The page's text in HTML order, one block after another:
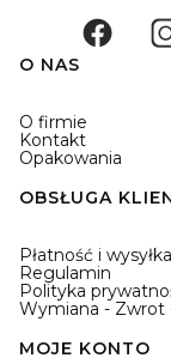
O NAS
O firmie
Kontakt
Opakowania
OBSŁUGA
Płatność i wysyłka
Regulamin
Polityka
Wymiana - Zwrot
MOJE KONTO